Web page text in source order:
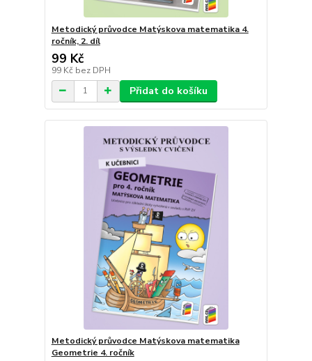
Metodický průvodce Matýskova matematika 4.
ročník, 2. díl
99 Kč
99 Kč bez DPH
Přidat do košíku
Metodický průvodce Matýskova matematika
Geometrie 4. ročník